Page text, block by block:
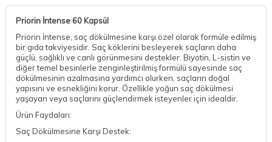
Priorin İntense 60 Kapsül
Priorin İntense, saç dökülmesine karşı özel olarak formüle edilmiş
bir gıda takviyesidir. Saç köklerini besleyerek saçların daha
güçlü, sağlıklı ve canlı görünmesini destekler. Biyotin, L-sistin ve
diğer temel besinlerle zenginleştirilmiş formülü sayesinde saç
dökülmesinin azalmasına yardımcı olurken, saçların doğal
yapısını ve esnekliğini korur. Özellikle yoğun saç dökülmesi
yaşayan veya saçlarını güçlendirmek isteyenler için idealdir.
Ürün Faydaları:
Saç Dökülmesine Karşı Destek: